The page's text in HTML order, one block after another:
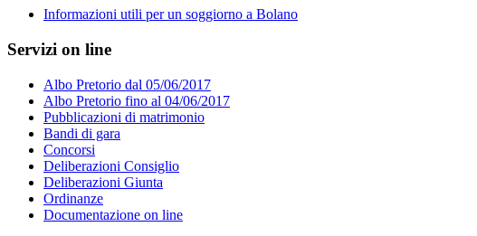
Informazioni utili per un soggiorno a Bolano
Servizi on line
Albo Pretorio dal 05/06/2017
Albo Pretorio fino al 04/06/2017
Pubblicazioni di matrimonio
Bandi di gara
Concorsi
Deliberazioni Consiglio
Deliberazioni Giunta
Ordinanze
Documentazione on line